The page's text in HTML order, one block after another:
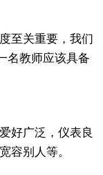
至关重要，我们
名教师应该具备
好广泛，仪表良
容别人等。